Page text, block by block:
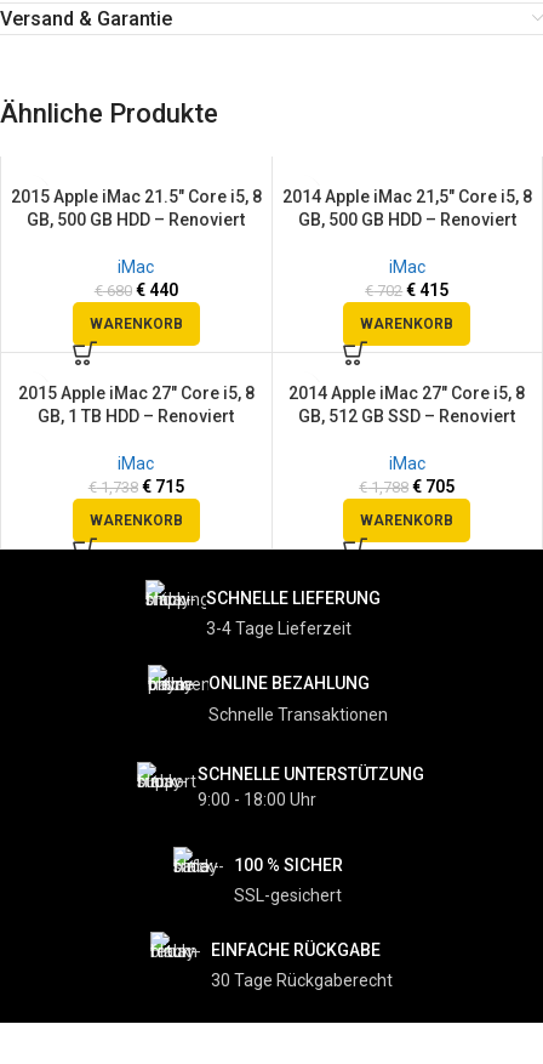
Versand & Garantie
Ähnliche Produkte
SALE
2015 Apple iMac 21.5″ Core i5, 8
GB, 500 GB HDD – Renoviert
iMac
€680 €440
WARENKORB
SALE
2014 Apple iMac 21,5″ Core i5, 8
GB, 500 GB HDD – Renoviert
iMac
€702 € 415
WARENKORB
SALE
2015 Apple iMac 27″ Core i5, 8
GB, 1 TB HDD – Renoviert
iMac
€1,738 €715
WARENKORB
SALE
2014 Apple iMac 27″ Core i5, 8
GB, 512 GB SSD – Renoviert
iMac
€1,788 € 705
WARENKORB
SCHNELLE LIEFERUNG
3-4 Tage Lieferzeit
ONLINE BEZAHLUNG
Schnelle Transaktionen
SCHNELLE UNTERSTÜTZUNG
9:00 - 18:00 Uhr
100 % SICHER
SSL-gesichert
EINFACHE RÜCKGABE
30 Tage Rückgaberecht